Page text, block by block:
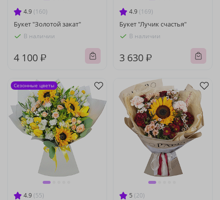
4.9 (160)
Букет "Золотой закат"
В наличии
4 100 ₽
4.9 (169)
Букет "Лучик счастья"
В наличии
3 630 ₽
4.9 (55)
Сезонные цветы
5 (20)